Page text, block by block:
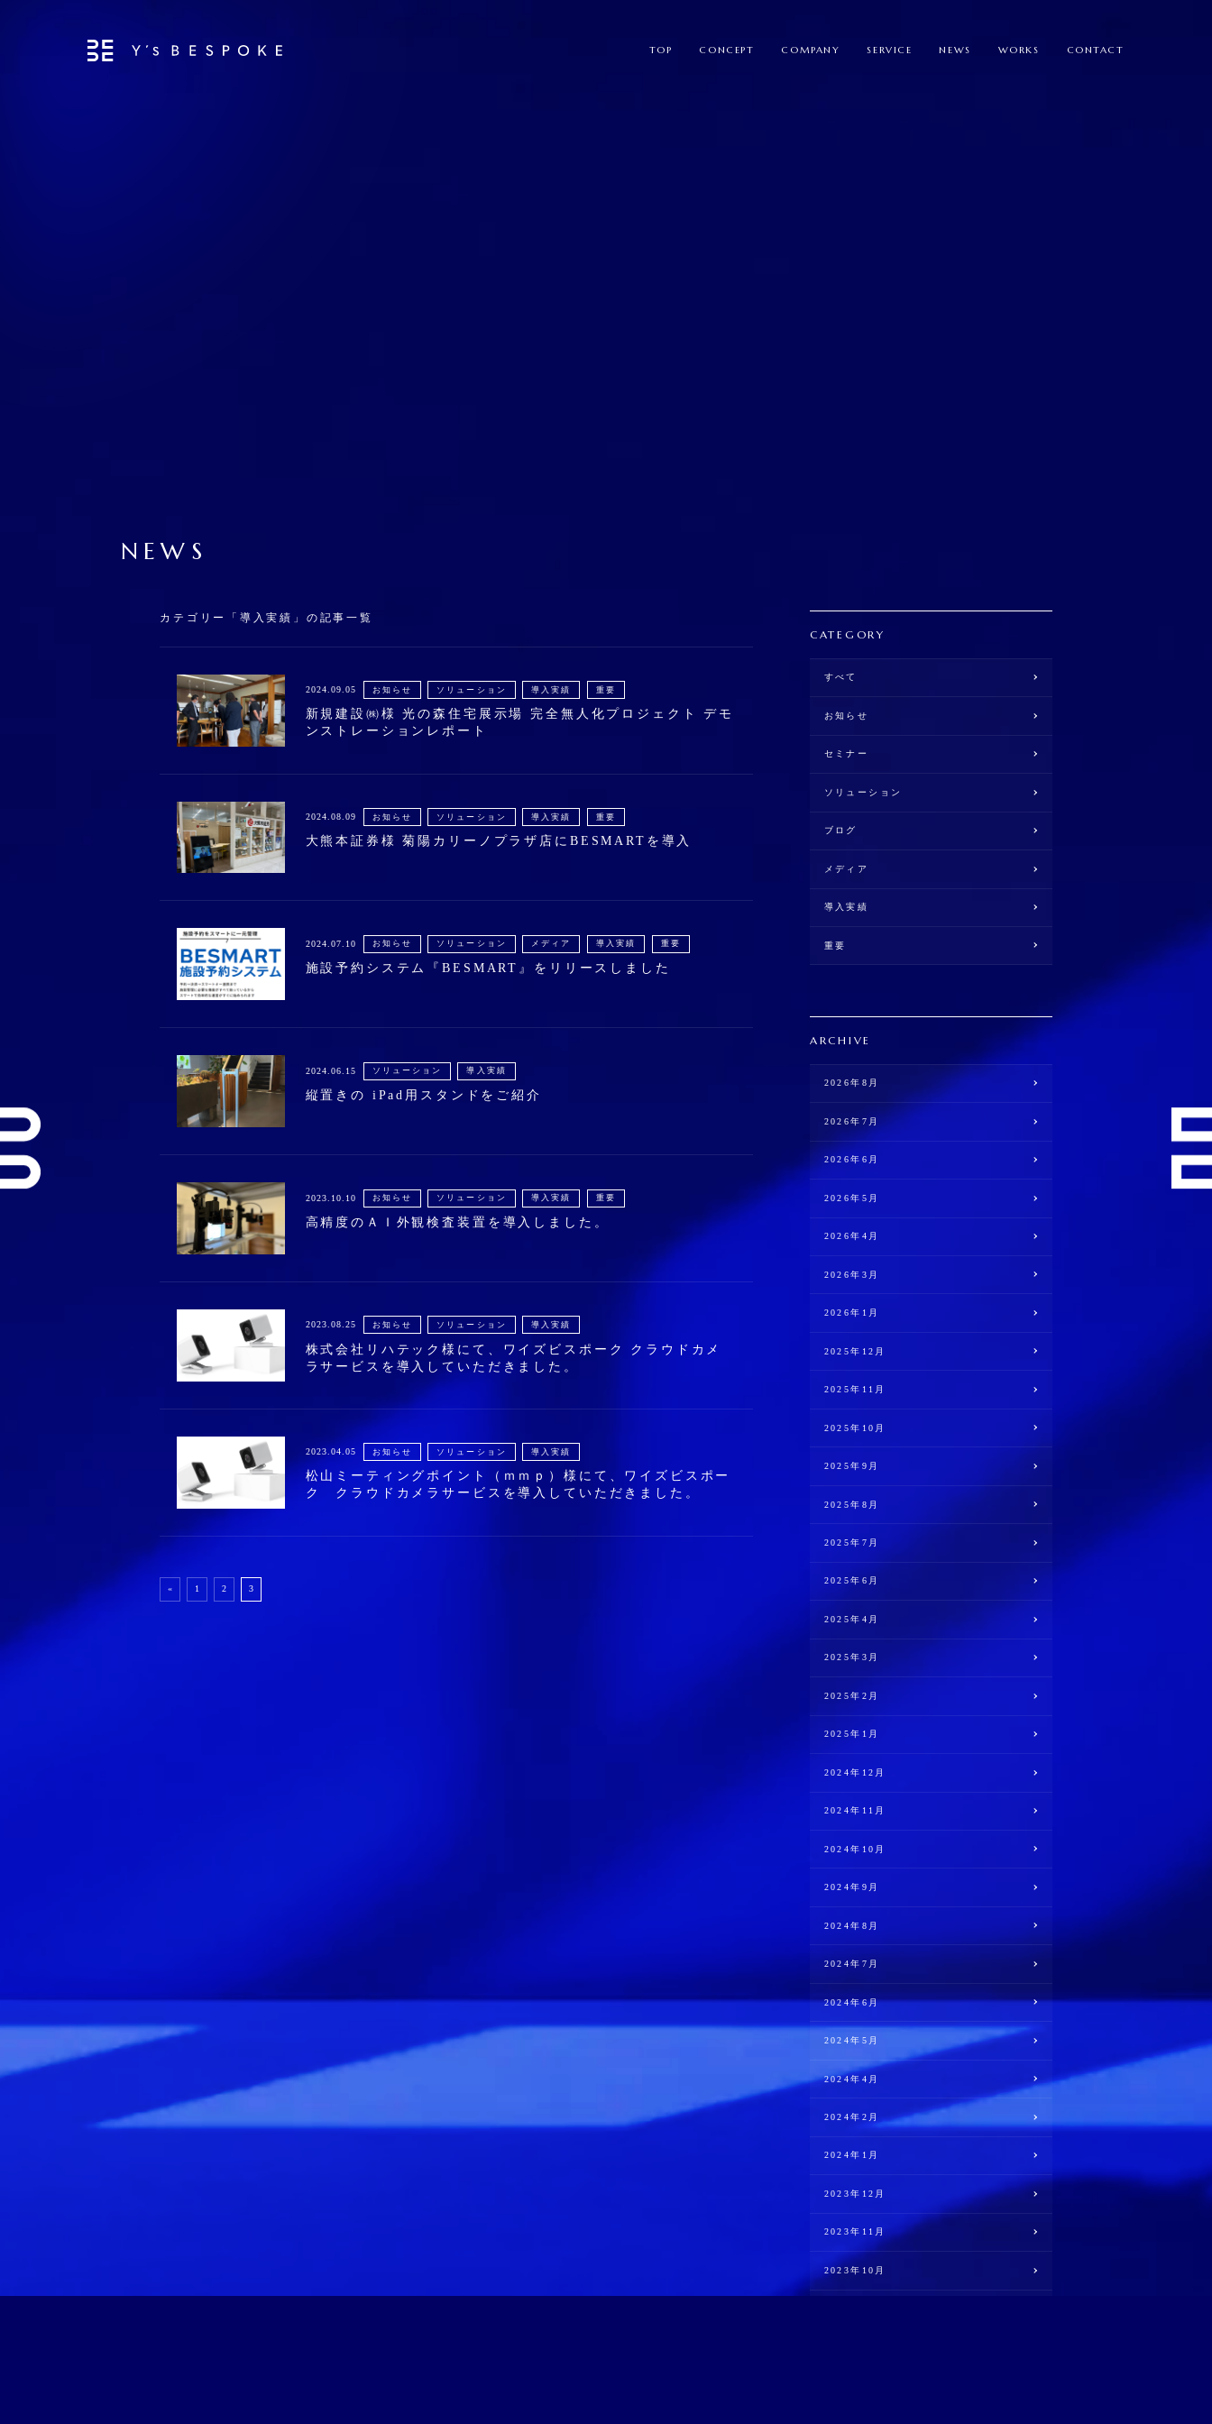
TOP CONCEPT COMPANY SERVICE NEWS WORKS CONTACT
NEWS
カテゴリー「導入実績」の記事一覧
2024.09.05 お知らせ ソリューション 導入実績 重要
新規建設㈱様 光の森住宅展示場 完全無人化プロジェクト デモ
ンストレーションレポート
2024.08.09 お知らせ ソリューション 導入実績 重要
大熊本証券様 菊陽カリーノプラザ店にBESMARTを導入
2024.07.10 お知らせ ソリューション メディア 導入実績 重要
施設予約システム『BESMART』をリリースしました
2024.06.15 ソリューション 導入実績
縦置きの iPad用スタンドをご紹介
2023.10.10 お知らせ ソリューション 導入実績 重要
高精度のＡＩ外観検査装置を導入しました。
2023.08.25 お知らせ ソリューション 導入実績
株式会社リハテック様にて、ワイズビスポーク クラウドカメ
ラサービスを導入していただきました。
2023.04.05 お知らせ ソリューション 導入実績
松山ミーティングポイント（ｍｍｐ）様にて、ワイズビスポー
ク クラウドカメラサービスを導入していただきました。
« 1 2 3
CATEGORY
すべて
お知らせ
セミナー
ソリューション
ブログ
メディア
導入実績
重要
ARCHIVE
2026年8月
2026年7月
2026年6月
2026年5月
2026年4月
2026年3月
2026年1月
2025年12月
2025年11月
2025年10月
2025年9月
2025年8月
2025年7月
2025年6月
2025年4月
2025年3月
2025年2月
2025年1月
2024年12月
2024年11月
2024年10月
2024年9月
2024年8月
2024年7月
2024年6月
2024年5月
2024年4月
2024年2月
2024年1月
2023年12月
2023年11月
2023年10月